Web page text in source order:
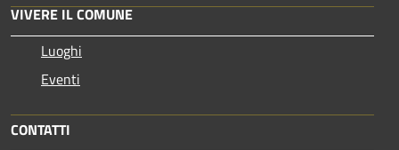
VIVERE IL COMUNE
Luoghi
Eventi
CONTATTI